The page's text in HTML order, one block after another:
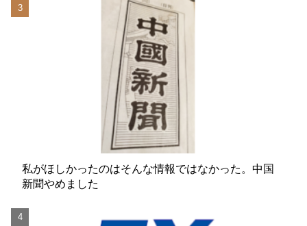
私がほしかったのはそんな情報ではなかった。中国
新聞やめました